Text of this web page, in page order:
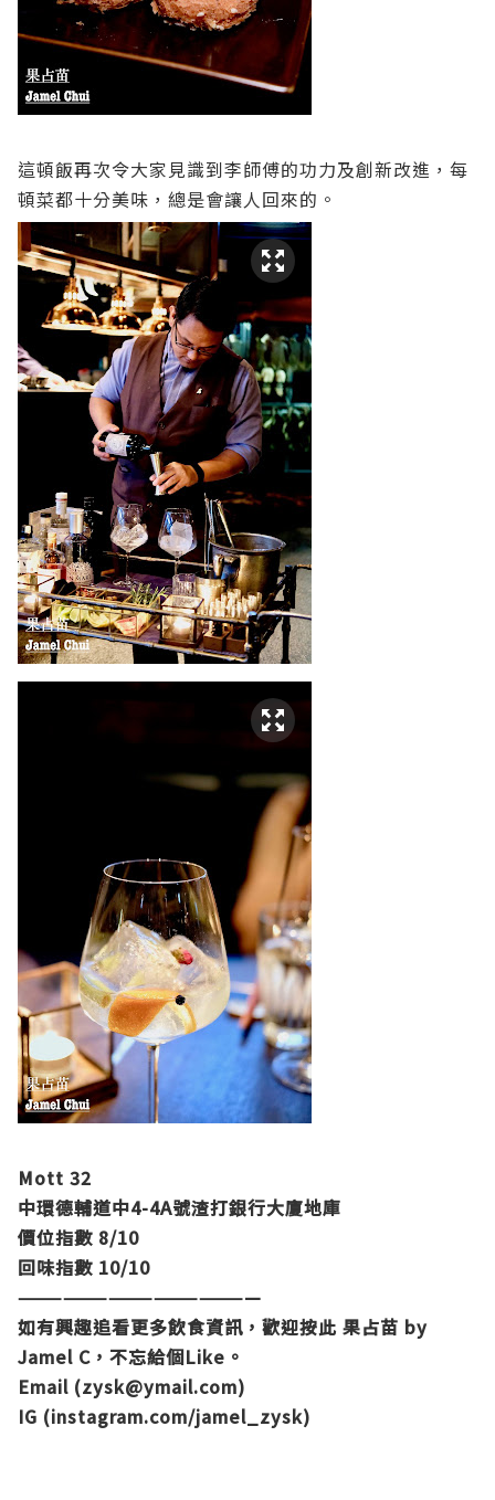
這頓飯再次令大家見識到李師傅的功力及創新改進，每
頓菜都十分美味，總是會讓人回來的。
Mott 32
中環德輔道中4-4A號渣打銀行大廈地庫
價位指數 8/10
回味指數 10/10
————————————————
如有興趣追看更多飲食資訊，歡迎按此 果占苗 by
Jamel C ，不忘給個Like。
Email (zysk@ymail.com)
IG (instagram.com/jamel_zysk)